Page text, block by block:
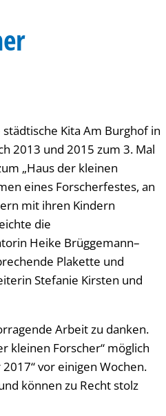
Kita Am Burghof in
2013 und 2015 zum 3. Mal
„Haus der kleinen
eines Forscherfestes, an
mit ihren Kindern
die
Heike Brüggemann–
Plakette und
Stefanie Kirsten und
Arbeit zu danken.
kleinen Forscher“ möglich
vor einigen Wochen.
können zu Recht stolz